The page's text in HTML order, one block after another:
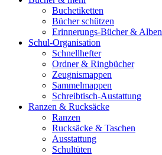
Buchetiketten
Bücher schützen
Erinnerungs-Bücher & Alben
Schul-Organisation
Schnellhefter
Ordner & Ringbücher
Zeugnismappen
Sammelmappen
Schreibtisch-Austattung
Ranzen & Rucksäcke
Ranzen
Rucksäcke & Taschen
Ausstattung
Schultüten